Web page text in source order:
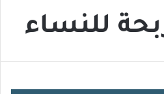
للنساء